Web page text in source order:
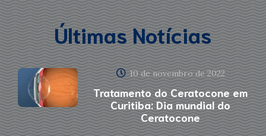
Últimas Notícias
10 de novembro de 2022
Tratamento do Ceratocone em
Curitiba: Dia mundial do
Ceratocone